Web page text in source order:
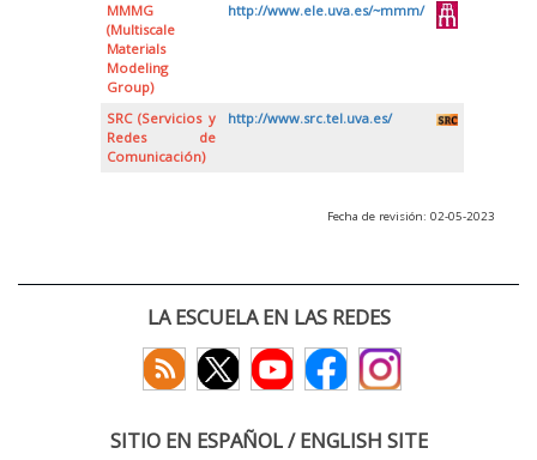
MMMG
(Multiscale
Materials
Modeling
Group)
http://www.ele.uva.es/~mmm/
SRC (Servicios y
Redes de
Comunicación)
http://www.src.tel.uva.es/
Fecha de revisión: 02-05-2023
LA ESCUELA EN LAS REDES
SITIO EN ESPAÑOL / ENGLISH SITE